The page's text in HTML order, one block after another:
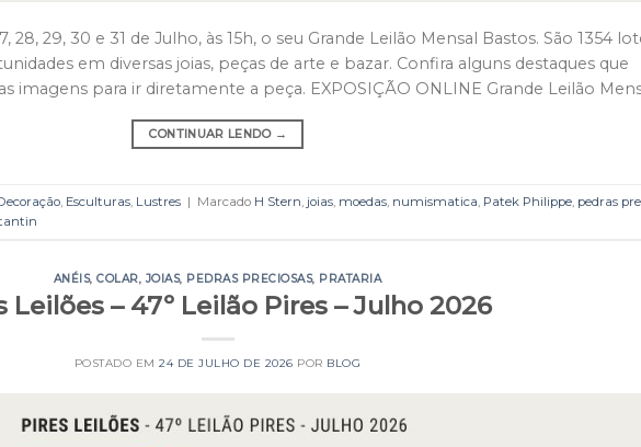
28, 29, 30 e 31 de Julho, às 15h, o seu Grande Leilão Mensal Bastos. São 1354
em diversas joias, peças de arte e bazar. Confira alguns destaques que
imagens para ir diretamente a peça. EXPOSIÇÃO ONLINE Grande Leilão
CONTINUAR LENDO →
, Esculturas, Lustres | Marcado H Stern, joias, moedas, numismatica, Patek Philippe, pedras
ANÉIS,COLAR, JOIAS, PEDRAS PRECIOSAS, PRATARIA
Leilões – 47º Leilão Pires – Julho 2026
POSTADO EM24 DE JULHO DE 2026 POR BLOG